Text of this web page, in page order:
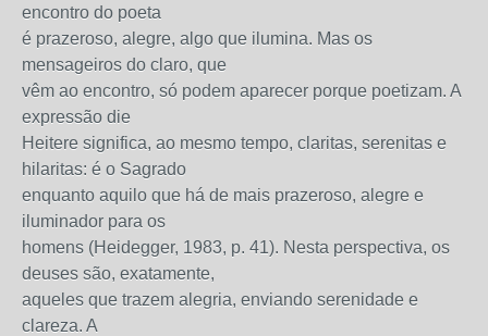
encontro do poeta
é prazeroso, alegre, algo que ilumina. Mas os
mensageiros do claro, que
vêm ao encontro, só podem aparecer porque poetizam. A
expressão die
Heitere significa, ao mesmo tempo, claritas, serenitas e
hilaritas: é o Sagrado
enquanto aquilo que há de mais prazeroso, alegre e
iluminador para os
homens (Heidegger, 1983, p. 41). Nesta perspectiva, os
deuses são, exatamente,
aqueles que trazem alegria, enviando serenidade e
clareza. A